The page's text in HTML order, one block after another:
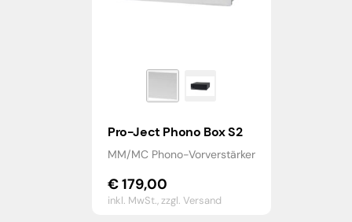
Pro-Ject Phono Box S2
MM/MC Phono-Vorverstärker
€179,00
inkl. MwSt.,zzgl. Versand